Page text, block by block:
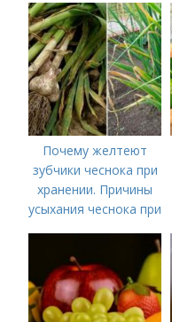
приготовления на
зиму с фото в
домашних условиях
Почему желтеют
зубчики чеснока при
хранении. Причины
усыхания чеснока при